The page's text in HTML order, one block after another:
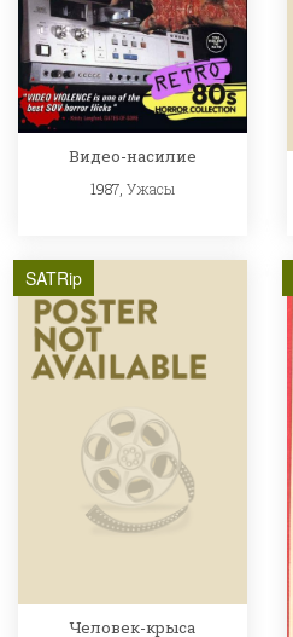
Видео-насилие
1987, Ужасы
SATRip
Человек-крыса